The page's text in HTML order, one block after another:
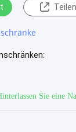
Teilen
Sie eine